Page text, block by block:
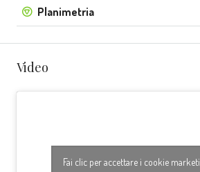
Planimetria
Video
Fai clic per accettare i cookie